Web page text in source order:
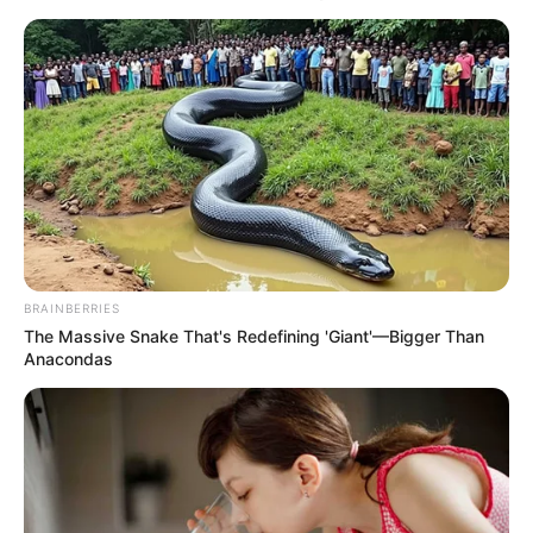
મોદી-ભાજપની થશે શરમજનક હાર
આજે શનિવારે દિલ્હી વિધાનસભાની 70 બેઠકો પર મતદાન બાદ હવે લોકો
આતુરતાથી ચૂંટણીના પરિણામોની રાહ જોઈ રહ્યા છે. આમ આદમી…
Read More »
First 840 850 « 858 859
860 870 880 ... Last
Gujarat
અમદાવાદમાં મેયરને જોતા જ 3 દિવસથી પાણીમાં
રહેલા લોકોનો બાટલો ફાટ્યો
2 weeks ago
BRAINBERRIES
The Massive Snake That's Redefining 'Giant'—Bigger Than
Anacondas